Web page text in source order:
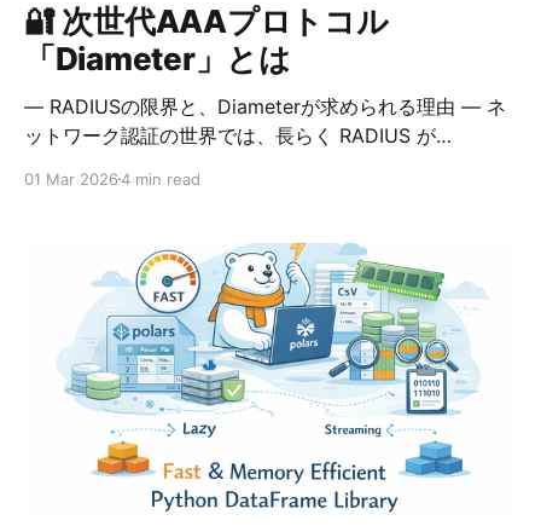
🔐 次世代AAAプロトコル
「Diameter」とは
― RADIUSの限界と、Diameterが求められる理由 ― ネ
ットワーク認証の世界では、長らく RADIUS が
の中心的役割を果たしてきました。しかし近年、モバイ
ードの網では、RADIUS では対応しきれない要求が増え
ています。 そこで登場したのが Diameter（ダイアメー
タ）。 その名の通り「RADIUS（半径）を2倍にした＝
より強力にした」ことを暗に示しており、将来を見据え
た AAA プロトコルとして IETF によって策定されまし
た。 この記事では、RADIUSの課題 → Diameterの優位
性 → 関連技術（AAA/SCTP/IPSec/TLS） の流れで、情
報処理安全確保支援士として理解しておきたいポイント
を詳しく解説します。 1. RADIUSの限界と課題点
RADIUS（Remote Authentication Dial-
01 Mar 20264 min read